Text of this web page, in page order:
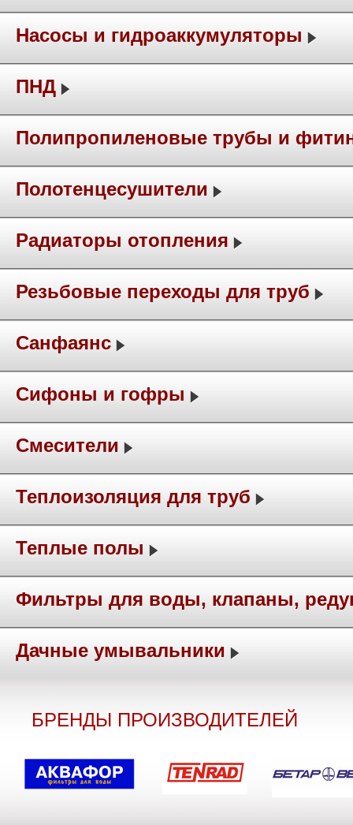
Насосы и гидроаккумуляторы
ПНД
Полипропиленовые трубы и
Полотенцесушители
Радиаторы отопления
Резьбовые переходы для труб
Санфаянс
Сифоны и гофры
Смесители
Теплоизоляция для труб
Теплые полы
Фильтры для воды, клапаны,
Дачные умывальники
БРЕНДЫ ПРОИЗВОДИТЕЛЕЙ